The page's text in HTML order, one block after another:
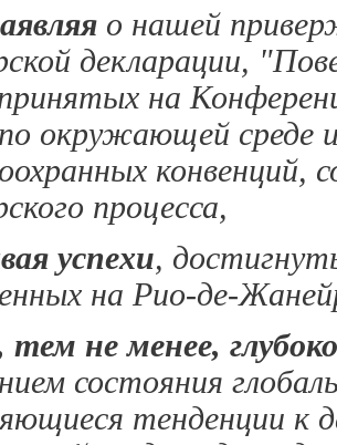
о нашей
декларации,
на
окружающей среде
конвенций,
процесса,
успехи,
на Рио-де-
тем не менее,
состояния
тенденции к